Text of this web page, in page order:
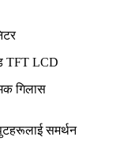
TFT LCD
गिलास
समर्थन